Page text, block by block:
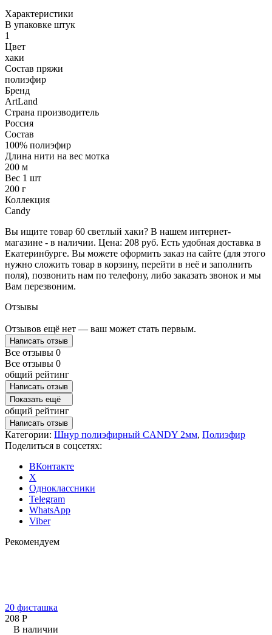
Характеристики
В упаковке штук
1
Цвет
хаки
Состав пряжи
полиэфир
Бренд
ArtLand
Страна производитель
Россия
Состав
100% полиэфир
Длина нити на вес мотка
200 м
Вес 1 шт
200 г
Коллекция
Candy
Вы ищите товар 60 светлый хаки? В нашем интернет-
магазине - в наличии. Цена: 208 руб. Есть удобная доставка в
Екатеринбурге. Вы можете оформить заказ на сайте (для этого
нужно сложить товар в корзину, перейти в неё и заполнить
поля), позвонить нам по телефону, либо заказать звонок и мы
Вам перезвоним.
Отзывы
Отзывов ещё нет — ваш может стать первым.
Написать отзыв
Все отзывы 0
Все отзывы 0
общий рейтинг
Написать отзыв
Показать ещё
общий рейтинг
Написать отзыв
Категории: Шнур полиэфирный CANDY 2мм, Полиэфир
Поделиться в соцсетях:
ВКонтакте
X
Одноклассники
Telegram
WhatsApp
Viber
Рекомендуем
20 фисташка
208 Р
В наличии